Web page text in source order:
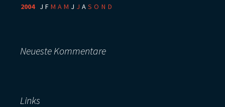
2004: J F M A M J J A S O N D
Neueste Kommentare
Links